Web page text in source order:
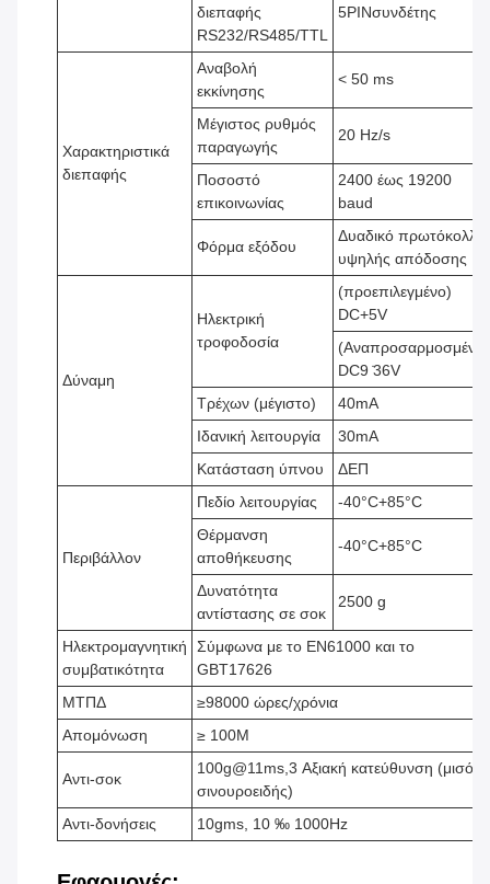
διεπαφής
RS232/RS485/TTL
5PINσυνδέτης
Χαρακτηριστικά
διεπαφής
Αναβολή
εκκίνησης
< 50 ms
Μέγιστος ρυθμός
παραγωγής
20 Hz/s
Ποσοστό
επικοινωνίας
2400 έως 19200
baud
Φόρμα εξόδου
Δυαδικό πρωτόκολλο
υψηλής απόδοσης
Δύναμη
Ηλεκτρική
τροφοδοσία
(προεπιλεγμένο)
DC+5V
(Αναπροσαρμοσμένο)
DC9 ̇36V
Τρέχων (μέγιστο)
40mA
Ιδανική λειτουργία
30mA
Κατάσταση ύπνου
ΔΕΠ
Περιβάλλον
Πεδίο λειτουργίας
-40°C+85°C
Θέρμανση
αποθήκευσης
-40°C+85°C
Δυνατότητα
αντίστασης σε σοκ
2500 g
Ηλεκτρομαγνητική
συμβατικότητα
Σύμφωνα με το EN61000 και το
GBT17626
ΜΤΠΔ
≥98000 ώρες/χρόνια
Απομόνωση
≥ 100M
Αντι-σοκ
100g@11ms,3 Αξιακή κατεύθυνση (μισό
σινουροειδής)
Αντι-δονήσεις
10gms, 10 ‰ 1000Hz